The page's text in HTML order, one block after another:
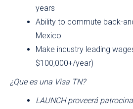
years
Ability to commute back-
Mexico
Make industry leading
$100,000+/year)
¿Que es una Visa TN?
LAUNCH proveerá